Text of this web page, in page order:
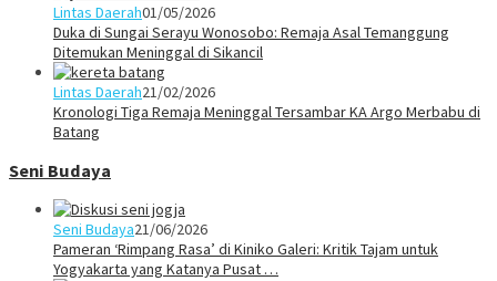
Lintas Daerah01/05/2026
Duka di Sungai Serayu Wonosobo: Remaja Asal Temanggung
Ditemukan Meninggal di Sikancil
Lintas Daerah21/02/2026
Kronologi Tiga Remaja Meninggal Tersambar KA Argo Merbabu di
Batang
Seni Budaya
Seni Budaya21/06/2026
Pameran ‘Rimpang Rasa’ di Kiniko Galeri: Kritik Tajam untuk
Yogyakarta yang Katanya Pusat …